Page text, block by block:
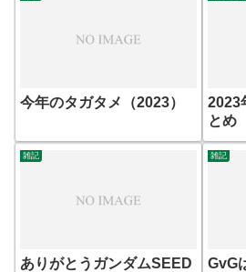
今年のタガタメ（2023）
2023
とめ
雑記
ありがとうガンダムSEED
雑記
GvG